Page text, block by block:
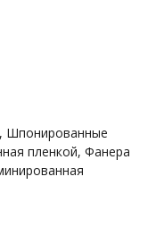
Шпонированные
пленкой, Фанера